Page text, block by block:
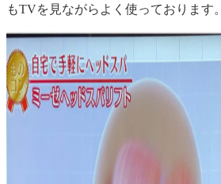
もTVを見ながらよく使っております。